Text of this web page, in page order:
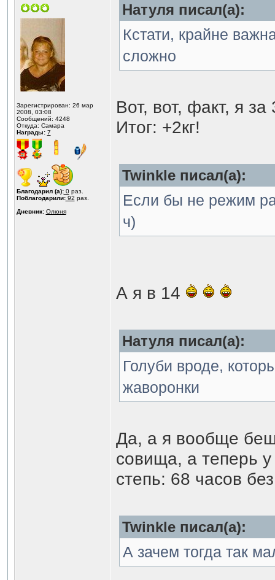
Зарегистрирован: 26 мар
2008, 03:08
Сообщений: 4248
Откуда: Самара
Награды: 7
Благодарил (а):0раз.
Поблагодарили:92 раз.
Дневник: Олюня
Натуля писал(а):
Кстати, крайне
сложно
Вот, вот, факт, я
Итог: +2кг!
Twinkle писал(а):
Если бы не режим
ч)
А я в 14
Натуля писал(а):
Голуби вроде,
жаворонки
Да, а я вообще
совища, а теперь
степь: 68 часов
Twinkle писал(а):
А зачем тогда так